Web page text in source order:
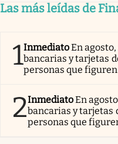
Las más leídas de
1InmediatoEn
bancarias y tarjetas
personas que
2InmediatoEn
bancarias y tarjetas
personas que